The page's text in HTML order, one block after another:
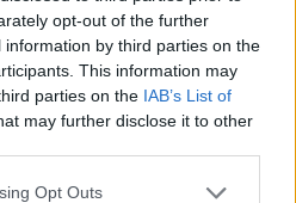
opt-out of the further
by third parties on the
This information may
parties on the IAB’s List of
may further disclose it to other
app uses one or more Google
Opt Outs
nálatok korrupció, nem
rajongók és tényleg tök
a környezetvédelem terén,
az egész. A homofóbozás, a
nincs állásfoglalás a
a véleménytől, a
támogatása stb. nagyon